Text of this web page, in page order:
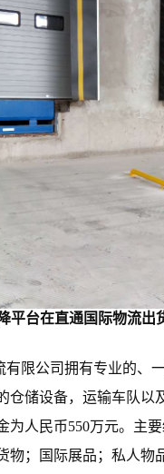
平台在直通国际物流出
有限公司拥有专业的、
仓储设备，运输车队以
为人民币550万元。主
物；国际展品；私人物